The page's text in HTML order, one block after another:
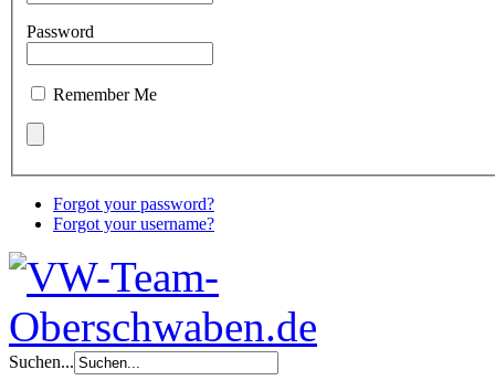
Password
Remember Me
Forgot your password?
Forgot your username?
Suchen...